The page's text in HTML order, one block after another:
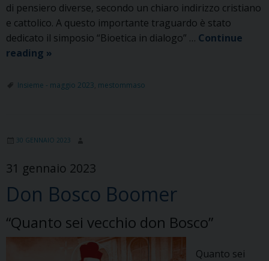
di pensiero diverse, secondo un chiaro indirizzo cristiano
e cattolico. A questo importante traguardo è stato
dedicato il simposio “Bioetica in dialogo” … Continue
reading Bioetica
dialogo
»
Insieme - maggio 2023 mestommaso
30 GENNAIO 2023
31 gennaio 2023
Don Bosco Boomer
“Quanto sei vecchio don Bosco”
Quanto sei